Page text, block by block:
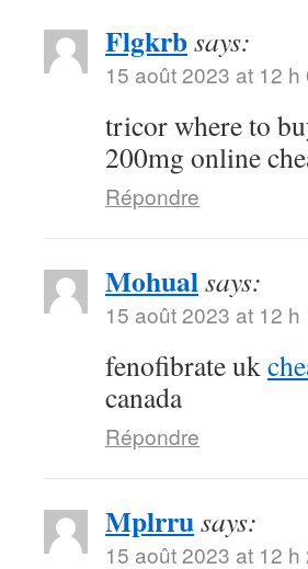
Flgkrbsays:
15 août 2023 at 12 h
tricor where to
200mg online
Répondre
Mohualsays:
15 août 2023 at 12 h
fenofibrate uk
canada
Répondre
Mplrrusays:
15 août 2023 at 12 h